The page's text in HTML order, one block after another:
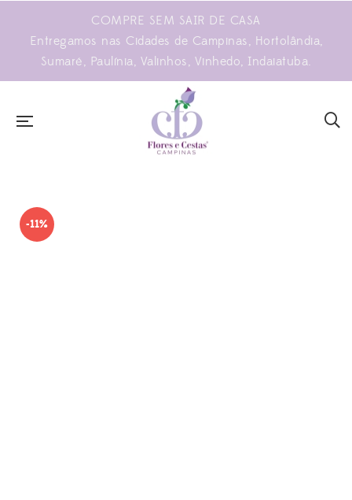
COMPRE SEM SAIR DE CASA
Entregamos nas Cidades de Campinas, Hortolândia,
Sumaré, Paulínia, Valinhos, Vinhedo, Indaiatuba.
-11%